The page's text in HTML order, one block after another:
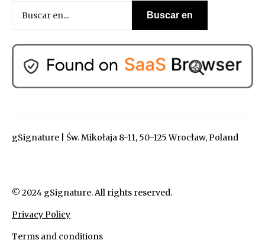
gSignature | Św. Mikołaja 8-11, 50-125 Wrocław, Poland
© 2024 gSignature. All rights reserved.
Privacy Policy
Terms and conditions